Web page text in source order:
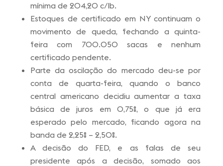
mínima de 204,20 c/lb.
Estoques de certificado em NY continuam o
movimento de queda, fechando a quinta-
feira com 700.050 sacas e nenhum
certificado pendente.
Parte da oscilação do mercado deu-se por
conta de quarta-feira, quando o banco
central americano decidiu aumentar a taxa
básica de juros em 0,75%, o que já era
esperado pelo mercado, ficando agora na
banda de 2,25% – 2,50%.
A decisão do FED, e as falas de seu
presidente após a decisão, somado aos